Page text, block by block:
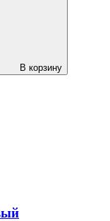
В корзину